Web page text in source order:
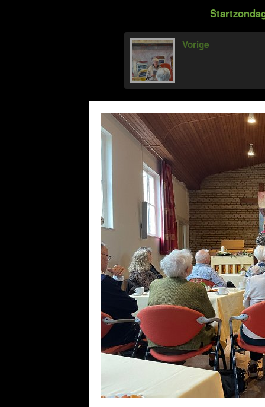
Vorige